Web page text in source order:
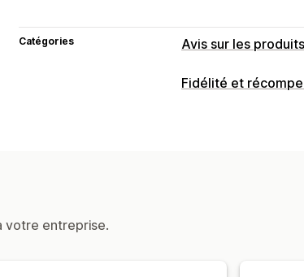
Catégories Avis sur les produits
Options d’affichage
Requêtes par e-mail
Fidélité et
Accès en exclusivité
votre entreprise.